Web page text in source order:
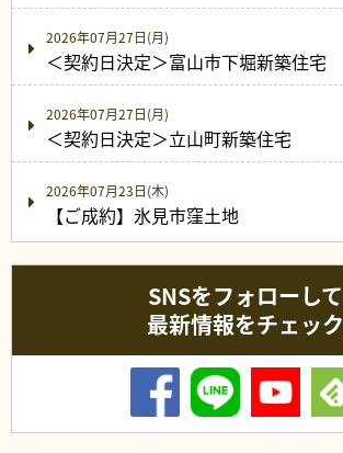
2026年07月27日(月)
＜契約日決定＞富山市下堀新築住宅
2026年07月27日(月)
＜契約日決定＞立山町新築住宅
2026年07月23日(木)
【ご成約】氷見市窪土地
SNSをフォローして
最新情報をチェック